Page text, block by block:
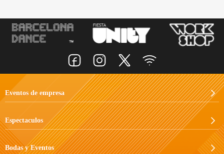
Eventos de empresa
Espectaculos
Bodas y Eventos